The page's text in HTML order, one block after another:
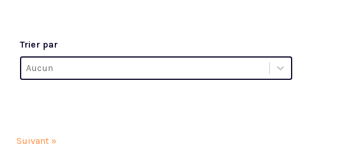
Trier par
Trier par
Trier par
Trier par
Suivant »